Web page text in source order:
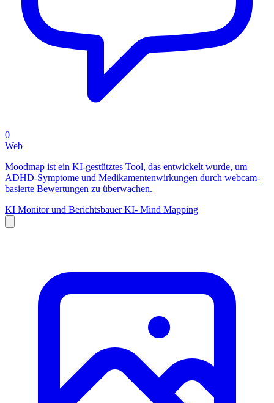
0
Web
Moodmap ist ein KI-gestütztes Tool, das entwickelt wurde, um
ADHD-Symptome und Medikamentenwirkungen durch webcam-
basierte Bewertungen zu überwachen.
KI Monitor und BerichtsbauerKI- Mind Mapping